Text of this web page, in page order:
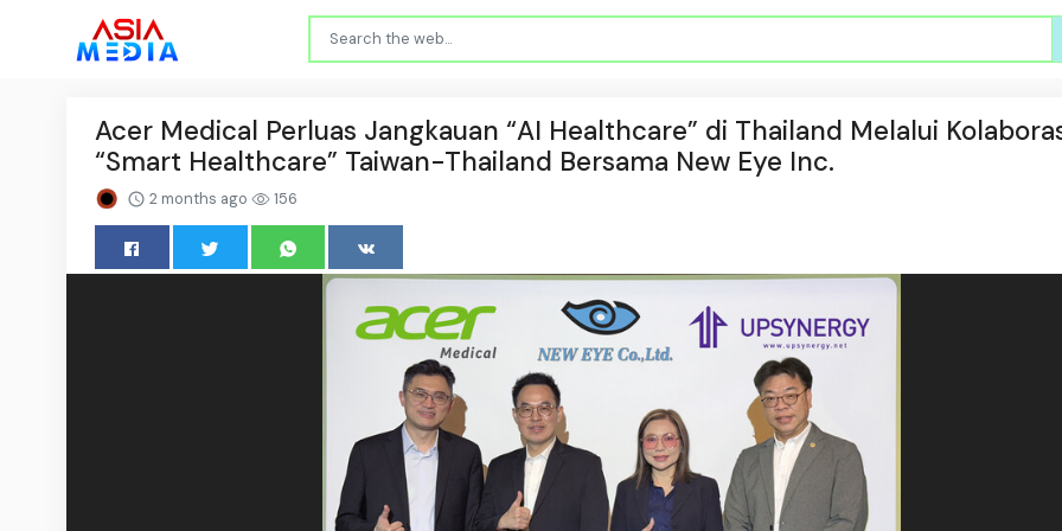
Acer Medical Perluas Jangkauan “AI Healthcare” di Thailand Melalui
“Smart Healthcare” Taiwan-Thailand Bersama New Eye Inc.
2 months ago 156